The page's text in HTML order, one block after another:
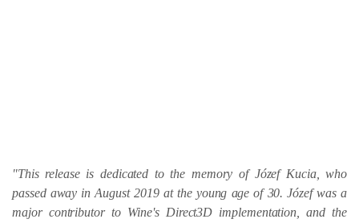
"This release is dedicated to the memory of Józef Kucia, who
passed away in August 2019 at the young age of 30. Józef was a
major contributor to Wine's Direct3D implementation, and the